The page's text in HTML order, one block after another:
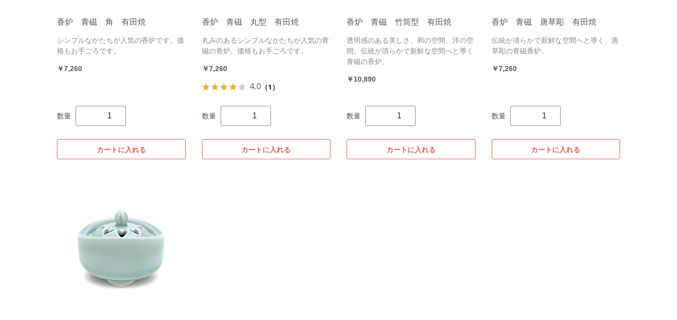
香炉 青磁 角 有田焼
シンプルなかたちが人気の香炉です。価
格もお手ごろです。
￥7,260
数量
カートに入れる
香炉 青磁 丸型 有田焼
丸みのあるシンプルなかたちが人気の青
磁の香炉。価格もお手ごろです。
￥7,260
4.0（1）
数量
カートに入れる
香炉 青磁 竹筒型 有田焼
透明感のある美しさ、和の空間、洋の空
間。伝統が清らかで新鮮な空間へと導く
青磁の香炉。
￥10,890
数量
カートに入れる
香炉 青磁 唐草彫 有田焼
伝統が清らかで新鮮な空間へと導く、唐
草彫の青磁香炉。
￥7,260
数量
カートに入れる